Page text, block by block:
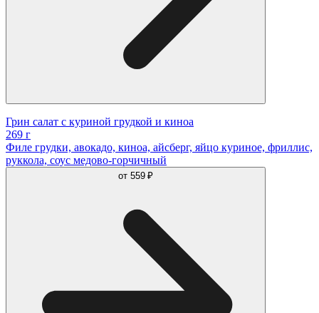
Грин салат с куриной грудкой и киноа
269 г
Филе грудки, авокадо, киноа, айсберг, яйцо куриное, фриллис,
руккола, соус медово-горчичный
от 559 ₽